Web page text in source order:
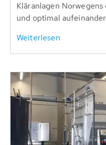
Kläranlagen
und optimal
Weiterlesen